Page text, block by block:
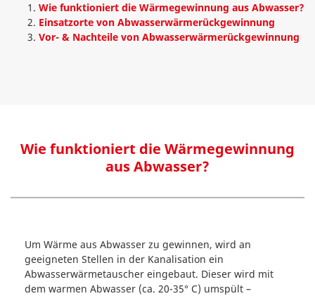
Wie funktioniert die Wärmegewinnung aus Abwasser?
Einsatzorte von Abwasserwärmerückgewinnung
Vor- & Nachteile von Abwasserwärmerückgewinnung
Wie funktioniert die Wärmegewinnung
aus Abwasser?
Um Wärme aus Abwasser zu gewinnen, wird an
geeigneten Stellen in der Kanalisation ein
Abwasserwärmetauscher eingebaut. Dieser wird mit
dem warmen Abwasser (ca. 20-35° C) umspült –